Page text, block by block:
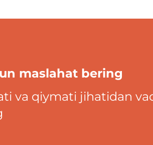
maslahat bering
va qiymati jihatidan